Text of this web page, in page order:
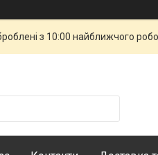
з 10:00 найближчого